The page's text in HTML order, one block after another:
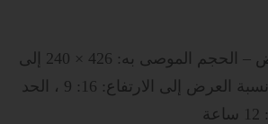
التغذية أو العرض – الحجم الموصى به: 426 × 240 إلى
3840 × 2160 ، نسبة العرض إلى الارتفاع: 16: 9 ، الحد